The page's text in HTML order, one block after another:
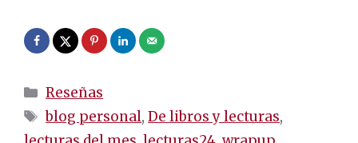
Categorías
Reseñas
Etiquetas
blog personal,De libros y lecturas,